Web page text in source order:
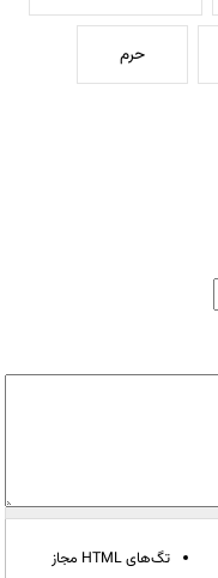
حرم
تگ‌های HTML مجاز